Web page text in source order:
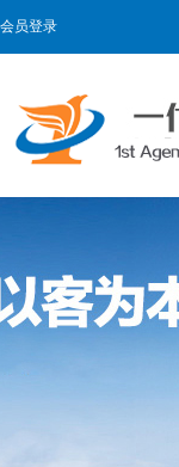
会员登录